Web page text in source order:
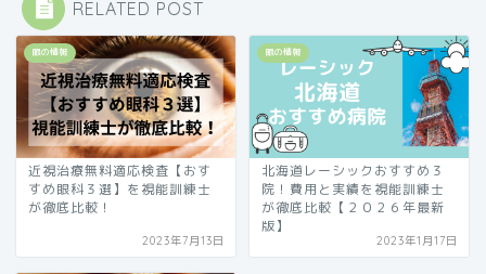
RELATED POST
眼の情報
近視治療無料適応検査【おす
すめ眼科３選】を視能訓練士
が徹底比較！
2023年7月13日
眼の情報
北海道レーシックおすすめ３
院！費用と実績を視能訓練士
が徹底比較【２０２６年最新
版】
2023年1月17日